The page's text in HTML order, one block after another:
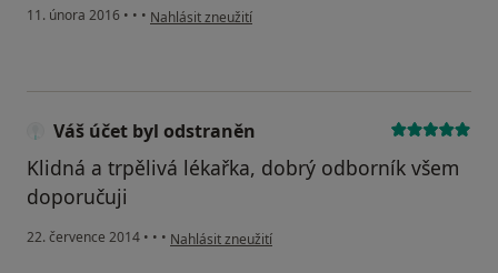
11. února 2016 • • • podle názoru uživatele Váš účet byl odstraněn
Nahlásit zneužití
Váš účet byl odstraněn
Klidná a trpělivá lékařka, dobrý odborník všem
doporučuji
22. července 2014 • • • podle názoru uživatele Váš účet byl odstraněn
Nahlásit zneužití